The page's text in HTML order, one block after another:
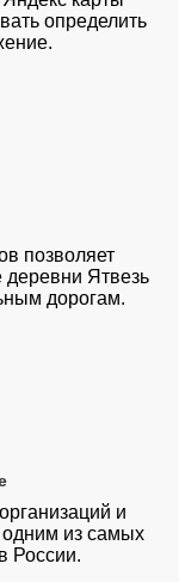
определить
позволяет
деревни Ятвезь
дорогам.
и
одним из самых
России.